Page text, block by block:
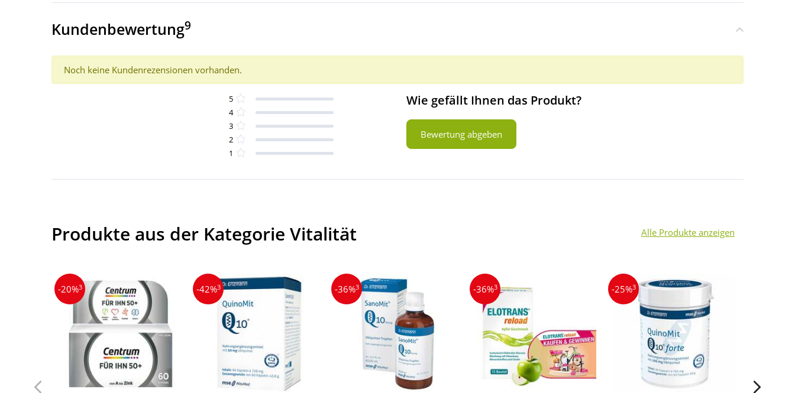
Kundenbewertung9
Noch keine Kundenrezensionen vorhanden.
5
4
3
2
1
Wie gefällt Ihnen das Produkt?
Bewertung abgeben
Produkte aus der Kategorie Vitalität Alle Produkte anzeigen
-20%3 -42%3 -36%3 -36%3 -25%3